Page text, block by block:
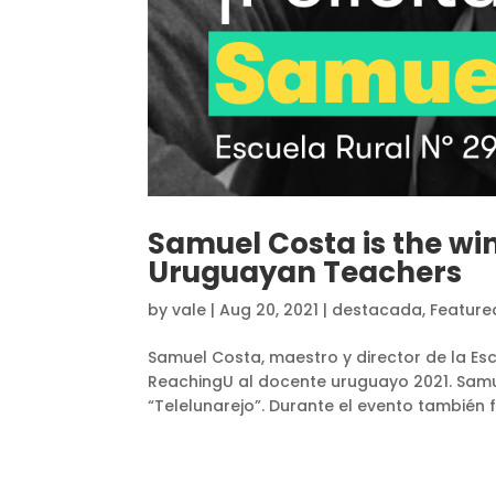
Samuel Costa is the
Uruguayan Teachers
byvale |Aug 20, 2021 | destacada,
Samuel Costa, maestro y director de la
ReachingU al docente uruguayo 2021.
“Telelunarejo”. Durante el evento